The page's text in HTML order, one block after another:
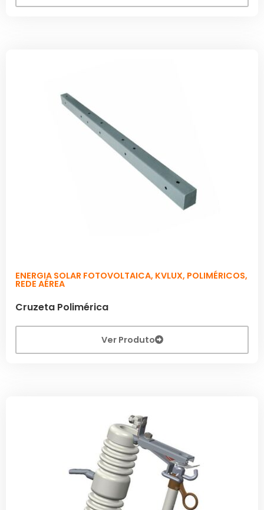
ENERGIA SOLAR FOTOVOLTAICA, KVLUX, POLIMÉRICOS,
REDE AÉREA
Cruzeta Polimérica
Ver Produto